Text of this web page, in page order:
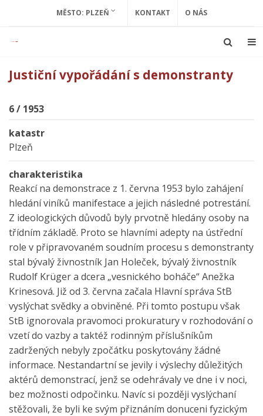
MĚSTO: PLZEŇ KONTAKT O NÁS
Justiční vypořádání s demonstranty
6 / 1953
katastr
Plzeň
charakteristika
Reakcí na demonstrace z 1. června 1953 bylo zahájení
hledání viníků manifestace a jejich následné potrestání.
Z ideologických důvodů byly prvotně hledány osoby na
třídním základě. Proto se hlavními adepty na ústřední
role v připravovaném soudním procesu s demonstranty
stal bývalý živnostník Jan Holeček, bývalý živnostník
Rudolf Krüger a dcera „vesnického boháče“ Anežka
Krinesová. Již od 3. června začala Hlavní správa StB
vyslýchat svědky a obviněné. Při tomto postupu však
StB ignorovala pravomoci prokuratury v rozhodování o
vzetí do vazby a taktéž rodinným příslušníkům
zadržených nebyly zpočátku poskytovány žádné
informace. Nestandartní se jevily i výslechy důležitých
aktérů demonstrací, jenž se odehrávaly ve dne i v noci,
bez možnosti odpočinku. Navíc si později vyslýchaní
stěžovali, že byli ke svým přiznáním donuceni fyzickým